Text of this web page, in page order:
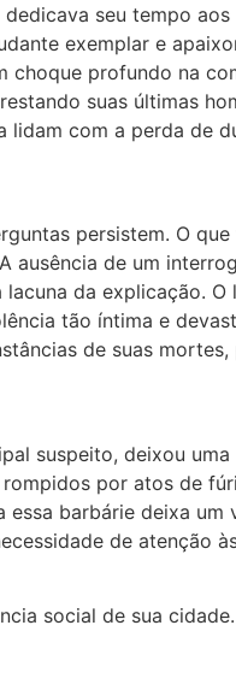
seu tempo
exemplar e
profundo na
suas últimas
com a perda de
persistem. O
ausência de um
da explicação.
tão íntima e
de suas
suspeito, deixou
por atos de
barbárie deixa
de atenção
social de sua cidade.